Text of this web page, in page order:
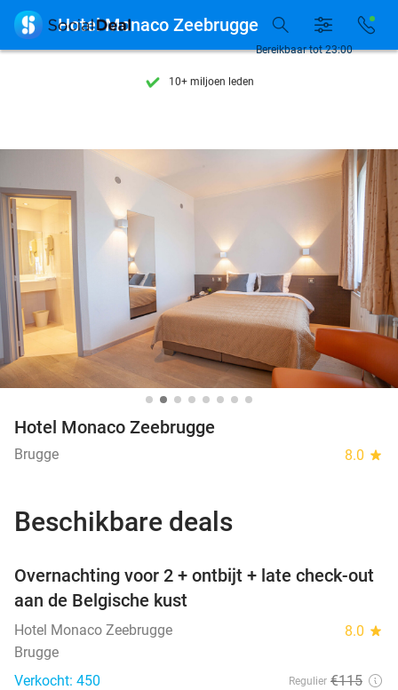
7 dagen per week beschikbaar
10+ miljoen leden
7 dagen per week beschikbaar
Bereikbaar tot 23:00
 Hotel Monaco Zeebrugge
Hotel Monaco Zeebrugge
Brugge 8.0 star
Beschikbare deals
Overnachting voor 2 + ontbijt + late check-out
aan de Belgische kust
Hotel Monaco Zeebrugge 8.0 star
Brugge
Verkocht: 450
Regulier €115